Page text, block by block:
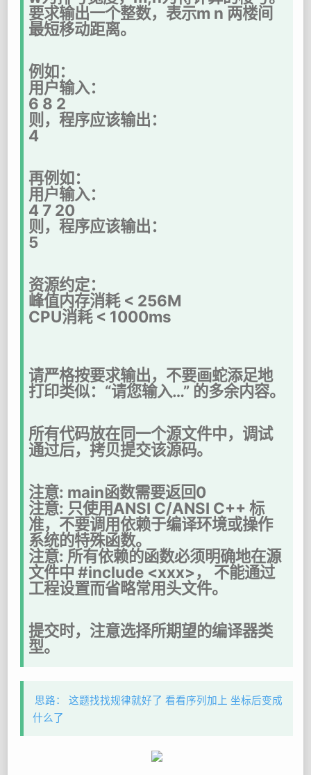
要求输出一个整数，表示m n 两楼间
最短移动距离。
例如：
用户输入：
6 8 2
则，程序应该输出：
4
再例如：
用户输入：
4 7 20
则，程序应该输出：
5
资源约定：
峰值内存消耗 < 256M
CPU消耗 < 1000ms
请严格按要求输出，不要画蛇添足地
打印类似：“请您输入…” 的多余内容。
所有代码放在同一个源文件中，调试
通过后，拷贝提交该源码。
注意: main函数需要返回0
注意: 只使用ANSI C/ANSI C++ 标
准，不要调用依赖于编译环境或操作
系统的特殊函数。
注意: 所有依赖的函数必须明确地在源
文件中 #include <xxx>， 不能通过
工程设置而省略常用头文件。
提交时，注意选择所期望的编译器类
型。
思路： 这题找找规律就好了 看看序列加上 坐标后变成
什么了